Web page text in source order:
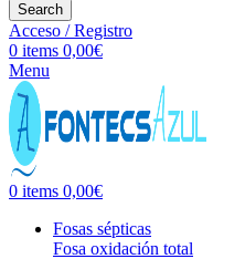
Search
Acceso / Registro
0 items 0,00€
Menu
0 items 0,00€
Fosas sépticas
Fosa oxidación total